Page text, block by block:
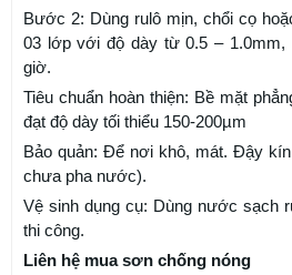
Bước 2: Dùng rulô mịn, chổi cọ
03 lớp với độ dày từ 0.5 –
giờ.
Tiêu chuẩn hoàn thiện: Bề mặt
đạt độ dày tối thiểu 150-200µm
Bảo quản: Để nơi khô, mát. Đậy
chưa pha nước).
Vệ sinh dụng cụ: Dùng nước sạch
thi công.
Liên hệ mua sơn chống nóng